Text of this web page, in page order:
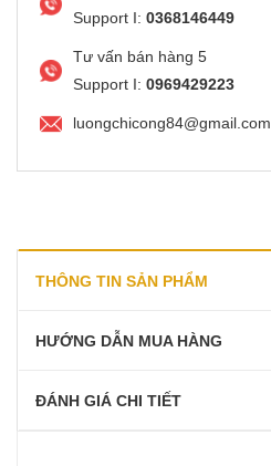
Support I: 0368146449
Tư vấn bán hàng 5
Support I: 0969429223
luongchicong84@gmail.com
THÔNG TIN SẢN PHẨM
HƯỚNG DẪN MUA HÀNG
ĐÁNH GIÁ CHI TIẾT